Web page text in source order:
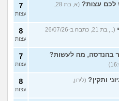
לכם עצות?
(א, בת 28,
7
עצות
(.., בת 21, כתבה ב-26/07/26
8
עצות
בהנדסה, מה לעשות? 7
עצות
ותקין? (לירון,
8
עצות